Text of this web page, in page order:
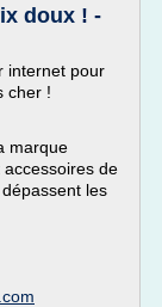
doux ! -
internet pour
cher !
marque
de
les